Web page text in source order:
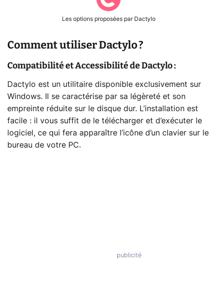
Les options proposées par Dactylo
Comment utiliser Dactylo ?
Compatibilité et Accessibilité de Dactylo :
Dactylo est un utilitaire disponible exclusivement sur
Windows. Il se caractérise par sa légèreté et son
empreinte réduite sur le disque dur. L’installation est
facile : il vous suffit de le télécharger et d’exécuter le
logiciel, ce qui fera apparaître l’icône d’un clavier sur le
bureau de votre PC.